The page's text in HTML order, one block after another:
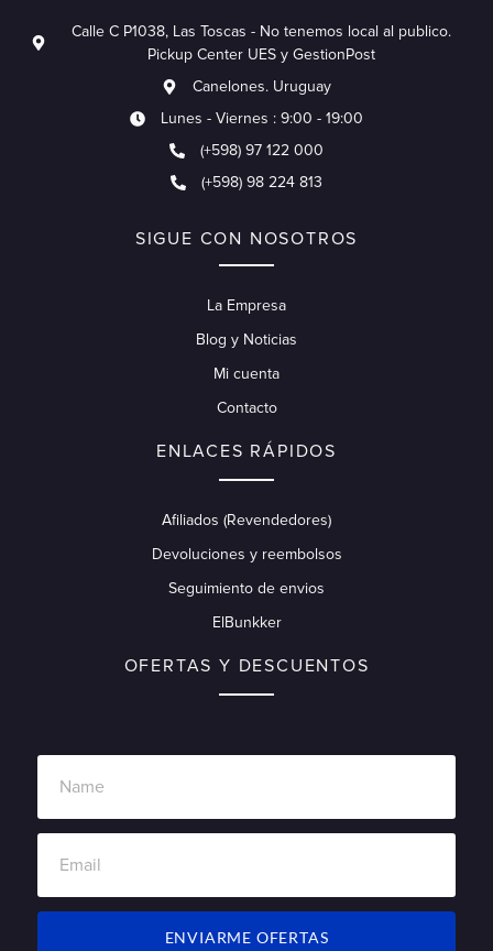
Calle C P1038, Las Toscas - No tenemos local al publico.
Pickup Center UES y GestionPost
Canelones. Uruguay
Lunes - Viernes : 9:00 - 19:00
(+598) 97 122 000
(+598) 98 224 813
SIGUE CON NOSOTROS
La Empresa
Blog y Noticias
Mi cuenta
Contacto
ENLACES RÁPIDOS
Afiliados (Revendedores)
Devoluciones y reembolsos
Seguimiento de envios
ElBunkker
OFERTAS Y DESCUENTOS
ENVIARME OFERTAS